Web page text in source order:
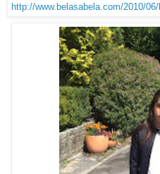
http://www.belasabela.com/2010/